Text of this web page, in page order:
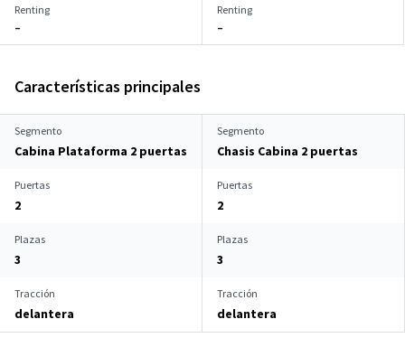
Renting
–
Renting
–
Características principales
Segmento
Cabina Plataforma 2 puertas
Segmento
Chasis Cabina 2 puertas
Puertas
2
Puertas
2
Plazas
3
Plazas
3
Tracción
delantera
Tracción
delantera